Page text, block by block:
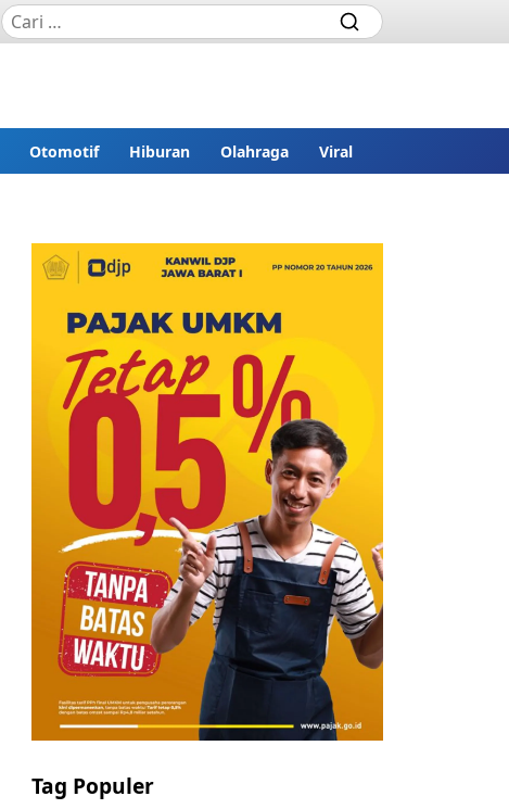
Otomotif Hiburan Olahraga Viral
Tag Populer